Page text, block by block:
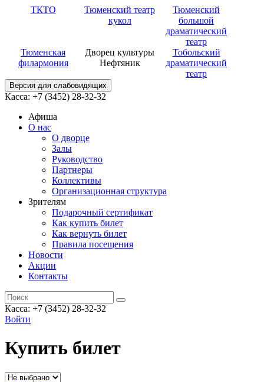
ТКТО
Тюменский театр
кукол
Тюменский
большой
драматический
театр
Тюменская
филармония
Дворец культуры
Нефтяник
Тобольский
драматический
театр
Версия для слабовидящих
Касса: +7 (3452) 28-32-32
Афиша
О нас
О дворце
Залы
Руководство
Партнеры
Коллективы
Организационная структура
Зрителям
Подарочный сертификат
Как купить билет
Как вернуть билет
Правила посещения
Новости
Акции
Контакты
Касса: +7 (3452) 28-32-32
Войти
Купить билет